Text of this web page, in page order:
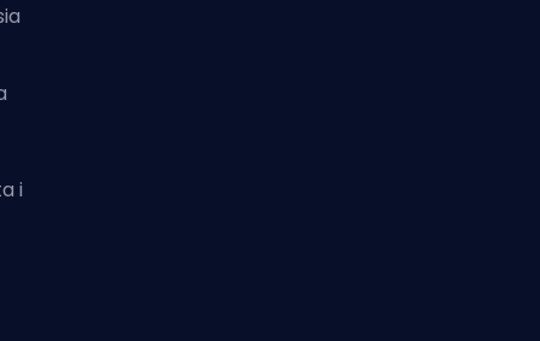
i